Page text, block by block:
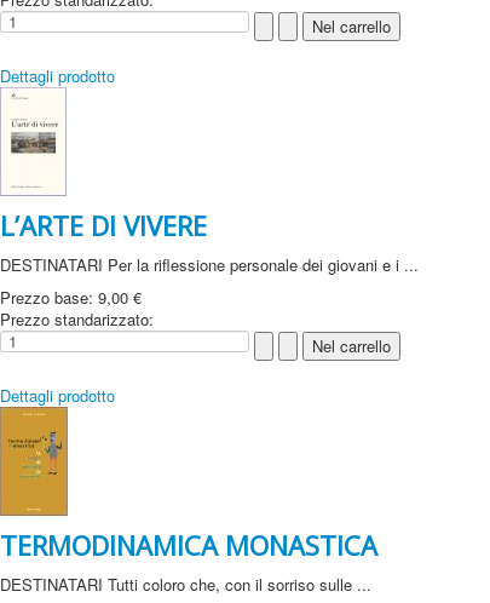
Dettagli prodotto
L’ARTE DI VIVERE
DESTINATARI Per la riflessione personale dei giovani e i ...
Prezzo base:9,00 €
Prezzo standarizzato:
Dettagli prodotto
TERMODINAMICA MONASTICA
DESTINATARI Tutti coloro che, con il sorriso sulle ...